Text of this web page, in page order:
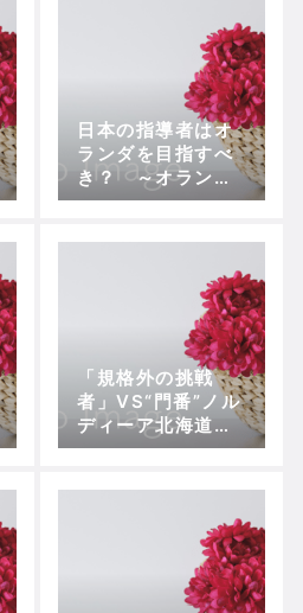
日本の指導者はオ
ランダを目指すべ
き？ ～オランダ
で日本人が労働ビ
に
「規格外の挑戦
者」VS“門番”ノル
ディーア北海道
～“多様性”で底上
スチャレンジリー